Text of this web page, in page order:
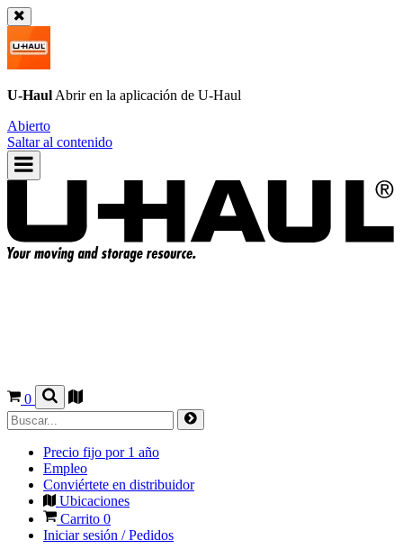
U-Haul Abrir en la aplicación de U-Haul
Abierto
Saltar al contenido
0
Precio fijo por 1 año
Empleo
Conviértete en distribuidor
Ubicaciones
Carrito 0
Iniciar sesión / Pedidos